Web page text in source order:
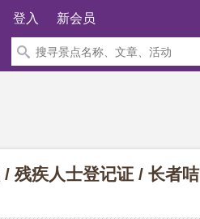
登入 新会员
残疾人士登记证 / 长者咭